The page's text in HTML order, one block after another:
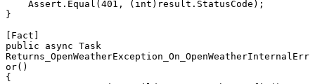
}
[Fact]
public async Task
Returns_OpenWeatherException_On_OpenWeatherInternalErr
or()
{